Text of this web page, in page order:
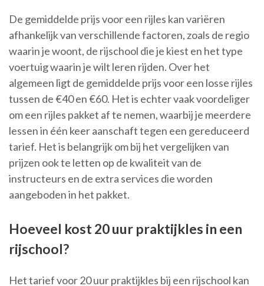
De gemiddelde prijs voor een rijles kan variëren
afhankelijk van verschillende factoren, zoals de regio
waarin je woont, de rijschool die je kiest en het type
voertuig waarin je wilt leren rijden. Over het
algemeen ligt de gemiddelde prijs voor een losse rijles
tussen de €40 en €60. Het is echter vaak voordeliger
om een rijles pakket af te nemen, waarbij je meerdere
lessen in één keer aanschaft tegen een gereduceerd
tarief. Het is belangrijk om bij het vergelijken van
prijzen ook te letten op de kwaliteit van de
instructeurs en de extra services die worden
aangeboden in het pakket.
Hoeveel kost 20 uur praktijkles in een
rijschool?
Het tarief voor 20 uur praktijkles bij een rijschool kan